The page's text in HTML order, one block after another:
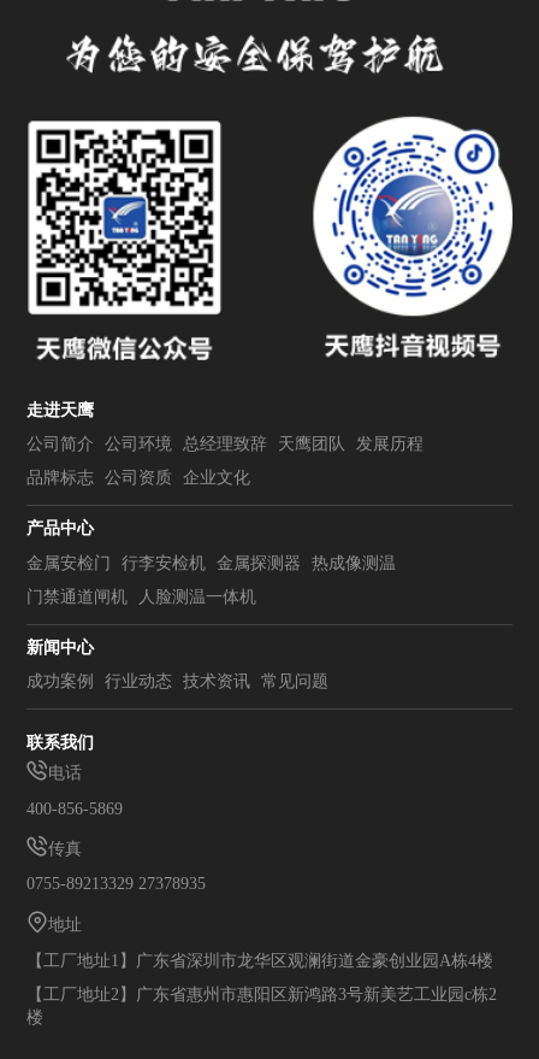
走进天鹰
公司简介
公司环境 总经理致辞 天鹰团队
发展历程
品牌标志 公司资质 企业文化
产品中心
金属安检门
行李安检机 金属探测器
热成像测温
门禁通道闸机
人脸测温一体机
新闻中心
成功案例
行业动态 技术资讯 常见问题
联系我们
电话
400-856-5869
传真
0755-89213329 27378935
地址
【工厂地址1】广东省深圳市龙华区观澜街道金豪创业园A栋4楼
【工厂地址2】广东省惠州市惠阳区新鸿路3号新美艺工业园c栋2
楼